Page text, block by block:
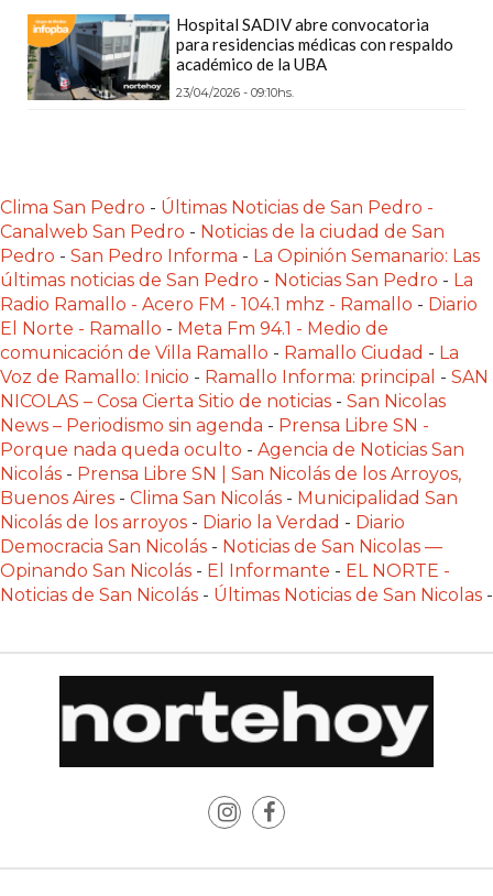
WHATSAPP
CÓMO
RECIBIR
POR
WHATSAPP:
GUÍA
DEFINITIVA
PARA
RESTAURANTES
DELIVERIES
CREAR
UNA
TIENDA
ONLINE:
¿CUÁL
MEJOR
PLATAFORMA?
CHANGUITO.COM.AR,
Hospital SADIV abre convocatoria
para residencias médicas con respaldo
académico de la UBA
23/04/2026 - 09:10hs.
Clima San Pedro - Últimas Noticias de San Pedro -
Canalweb San Pedro - Noticias de la ciudad de San
Pedro - San Pedro Informa - La Opinión Semanario: Las
últimas noticias de San Pedro - Noticias San Pedro - La
Radio Ramallo - Acero FM - 104.1 mhz - Ramallo - Diario
El Norte - Ramallo - Meta Fm 94.1 - Medio de
comunicación de Villa Ramallo - Ramallo Ciudad - La
Voz de Ramallo: Inicio - Ramallo Informa: principal - SAN
NICOLAS – Cosa Cierta Sitio de noticias - San Nicolas
News – Periodismo sin agenda - Prensa Libre SN -
Porque nada queda oculto - Agencia de Noticias San
Nicolás - Prensa Libre SN | San Nicolás de los Arroyos,
Buenos Aires - Clima San Nicolás - Municipalidad San
Nicolás de los arroyos - Diario la Verdad - Diario
Democracia San Nicolás - Noticias de San Nicolas —
Opinando San Nicolás - El Informante - EL NORTE -
Noticias de San Nicolás - Últimas Noticias de San Nicolas -